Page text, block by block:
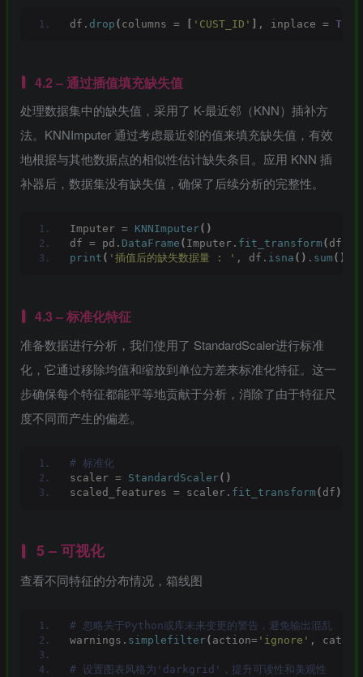
df. drop ( columns = 'CUST_ID' , inplace = True
4.2 – 通过插值填充缺失值
处理数据集中的缺失值，采用了 K-最近邻（KNN）插补方
法。KNNImputer 通过考虑最近邻的值来填充缺失值，有效
地根据与其他数据点的相似性估计缺失条目。应用 KNN 插
补器后，数据集没有缺失值，确保了后续分析的完整性。
Imputer = KNNImputer()
df = pd. DataFrame ( Imputer. fit_transform ( df
print ( '插值后的缺失数据量 : ' , df. isna () . sum ()
4.3 – 标准化特征
准备数据进行分析，我们使用了 StandardScaler进行标准
化，它通过移除均值和缩放到单位方差来标准化特征。这一
步确保每个特征都能平等地贡献于分析，消除了由于特征尺
度不同而产生的偏差。
# 标准化
scaler = StandardScaler()
scaled_features = scaler. fit_transform ( df )
5 – 可视化
查看不同特征的分布情况，箱线图
# 忽略关于Python或库未来变更的警告，避免输出混乱
warnings. simplefilter( action= 'ignore' ,
# 设置图表风格为'darkgrid'，提升可读性和美观性